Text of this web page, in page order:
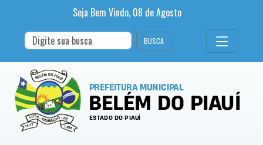
Seja Bem Vindo, 08 deAgosto
BUSCA